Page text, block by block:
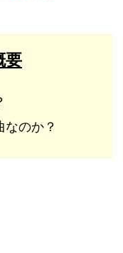
要
なのか？